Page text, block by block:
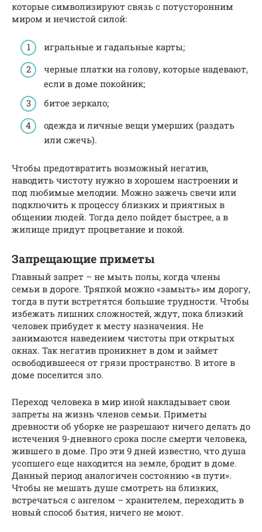
которые символизируют связь с потусторонним
миром и нечистой силой:
игральные и гадальные карты;
черные платки на голову, которые надевают,
если в доме покойник;
битое зеркало;
одежда и личные вещи умерших (раздать
или сжечь).
Чтобы предотвратить возможный негатив,
наводить чистоту нужно в хорошем настроении и
под любимые мелодии. Можно зажечь свечи или
подключить к процессу близких и приятных в
общении людей. Тогда дело пойдет быстрее, а в
жилище придут процветание и покой.
Запрещающие приметы
Главный запрет – не мыть полы, когда члены
семьи в дороге. Тряпкой можно «замыть» им дорогу,
тогда в пути встретятся большие трудности. Чтобы
избежать лишних сложностей, ждут, пока близкий
человек прибудет к месту назначения. Не
занимаются наведением чистоты при открытых
окнах. Так негатив проникнет в дом и займет
освободившееся от грязи пространство. В итоге в
доме поселится зло.
Переход человека в мир иной накладывает свои
запреты на жизнь членов семьи. Приметы
древности об уборке не разрешают ничего делать до
истечения 9-дневного срока после смерти человека,
жившего в доме. Про эти 9 дней известно, что душа
усопшего еще находится на земле, бродит в доме.
Данный период аналогичен состоянию «в пути».
Чтобы не мешать душе смотреть на близких,
встречаться с ангелом – хранителем, переходить в
новый способ бытия, ничего не моют.